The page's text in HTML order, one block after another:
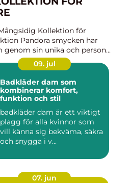
Kollektion för
Pandora smycken har
sin unika och person...
09. jul
Badkläder dam som
kombinerar komfort,
funktion och stil
badkläder dam är ett viktigt
plagg för alla kvinnor som
vill känna sig bekväma, säkra
och snygga i v...
07. jun